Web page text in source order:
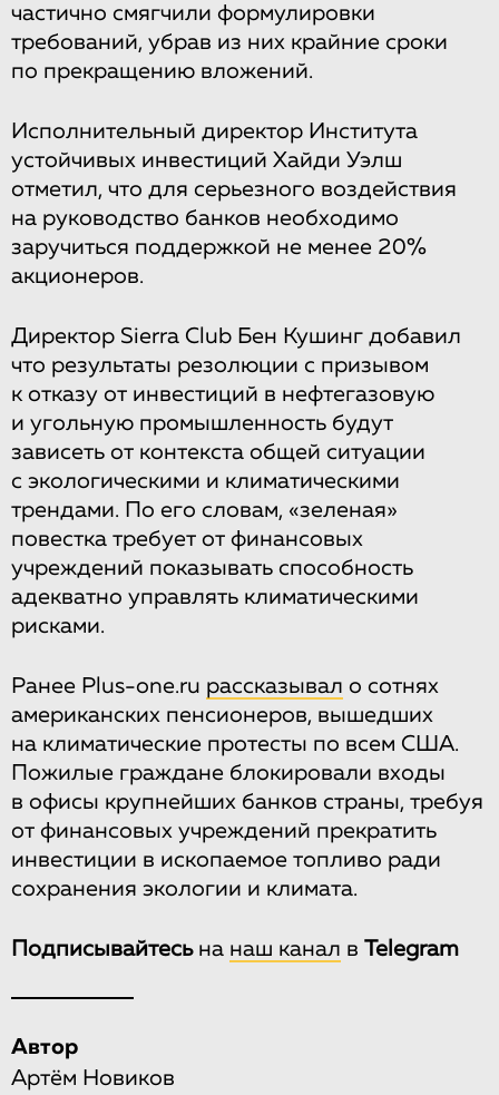
частично смягчили формулировки
требований, убрав из них крайние сроки
по прекращению вложений.
Исполнительный директор Института
устойчивых инвестиций Хайди Уэлш
отметил, что для серьезного воздействия
на руководство банков необходимо
заручиться поддержкой не менее 20%
акционеров.
Директор Sierra Club Бен Кушинг добавил
что результаты резолюции с призывом
к отказу от инвестиций в нефтегазовую
и угольную промышленность будут
зависеть от контекста общей ситуации
с экологическими и климатическими
трендами. По его словам, «зеленая»
повестка требует от финансовых
учреждений показывать способность
адекватно управлять климатическими
рисками.
Ранее Plus-one.ru рассказывал о сотнях
американских пенсионеров, вышедших
на климатические протесты по всем США.
Пожилые граждане блокировали входы
в офисы крупнейших банков страны, требуя
от финансовых учреждений прекратить
инвестиции в ископаемое топливо ради
сохранения экологии и климата.
Подписывайтесьна наш канал в Telegram
Автор
Артём Новиков